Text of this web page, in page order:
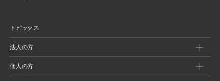
トピックス
法人の方
個人の方